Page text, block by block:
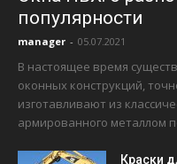
популярности
manager - 05.07.2021
В настоящее время
оконных конструкций,
изготавливают из
армированного металлом
Краски